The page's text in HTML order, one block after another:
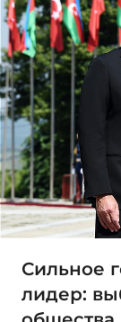
Сильное
лидер: